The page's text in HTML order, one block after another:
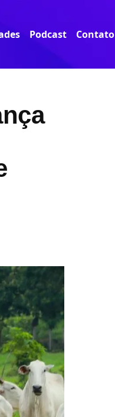
Podcast Contato